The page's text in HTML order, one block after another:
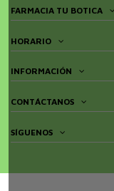
FARMACIA TU BOTICA
HORARIO
INFORMACIÓN
CONTÁCTANOS
SÍGUENOS